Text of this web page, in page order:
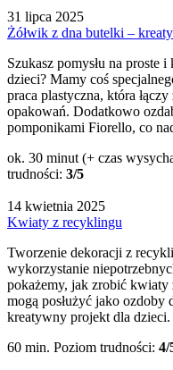
31 lipca 2025
Żółwik z dna butelki –
Szukasz pomysłu na proste
dzieci? Mamy coś
praca plastyczna, która
opakowań. Dodatkowo
pomponikami Fiorello, co
ok. 30 minut (+ czas
trudności: 3/5
14 kwietnia 2025
Kwiaty z recyklingu
Tworzenie dekoracji z
wykorzystanie
pokażemy, jak zrobić
mogą posłużyć jako ozdoby
kreatywny projekt dla dzieci.
60 min. Poziom trudności: 4/